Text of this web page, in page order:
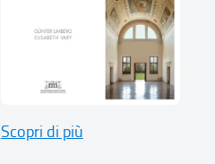
Scopri di più